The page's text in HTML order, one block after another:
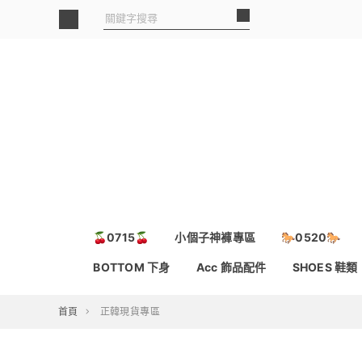
🍒0715🍒 小個子神褲專區 🐎0520🐎
BOTTOM 下身 Acc 飾品配件 SHOES 鞋類
首頁 正韓現貨專區